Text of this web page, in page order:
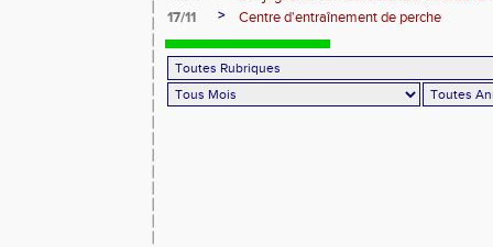
17/11
> Centre d'entraînement de perche